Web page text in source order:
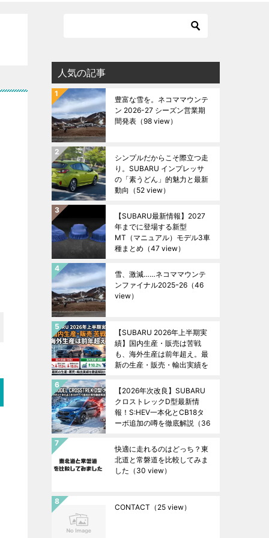
人気の記事
豊富な雪を。ネコママウンテ
ン 2026-27 シーズン営業期
間発表 （98 view）
シンプルだからこそ際立つ走
り。SUBARU インプレッサ
の「素うどん」的魅力と最新
動向 （52 view）
【SUBARU最新情報】2027
年までに登場する新型
MT（マニュアル）モデル3車
種まとめ （47 view）
雪、激減……ネコママウンテ
ンファイナル2025ｰ26 （46
view）
【SUBARU 2026年上半期実
績】国内生産・販売は苦戦
も、海外生産は前年超え。最
新の生産・販売・輸出実績を
【2026年次改良】SUBARU
クロストレックD型最新情
報！S:HEV一本化とCB18タ
ーボ追加の噂を徹底解説 （36
快適に走れるのはどっち？東
北道と常磐道を比較してみま
した （30 view）
CONTACT （25 view）